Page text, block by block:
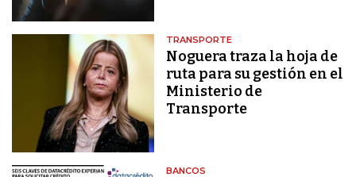
TRANSPORTE
Noguera traza la hoja de
ruta para su gestión en el
Ministerio de
Transporte
BANCOS